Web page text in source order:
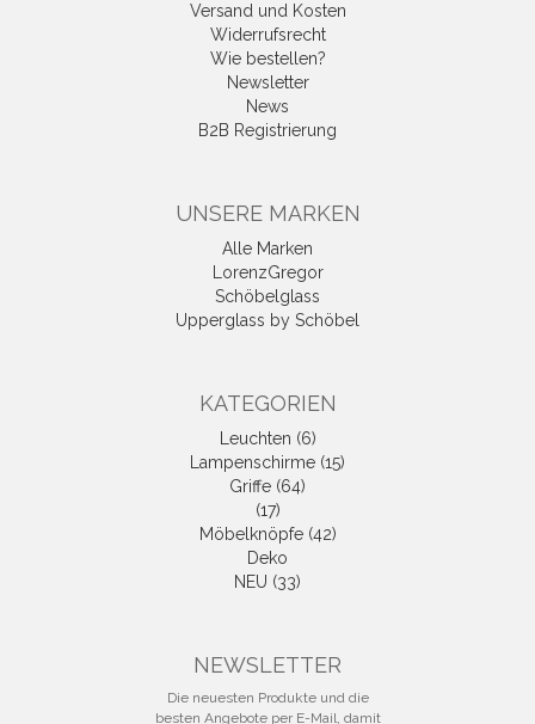
Versand und Kosten
Widerrufsrecht
Wie bestellen?
Newsletter
News
B2B Registrierung
UNSERE MARKEN
Alle Marken
LorenzGregor
Schöbelglass
Upperglass by Schöbel
KATEGORIEN
Leuchten (6)
Lampenschirme (15)
Griffe (64)
(17)
Möbelknöpfe (42)
Deko
NEU (33)
NEWSLETTER
Die neuesten Produkte und die
besten Angebote per E-Mail, damit